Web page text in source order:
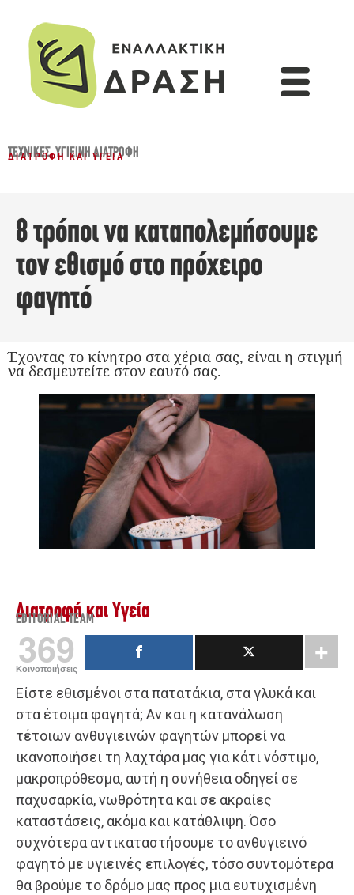
ΤΕΧΝΙΚΈΣ,ΥΓΙΕΙΝΉ ΔΙΑΤΡΟΦΉ
ΔΙΑΤΡΟΦΉ ΚΑΙ ΥΓΕΊΑ
8 τρόποι να καταπολεμήσουμε
τον εθισμό στο πρόχειρο
φαγητό
Έχοντας το κίνητρο στα χέρια σας, είναι η στιγμή
να δεσμευτείτε στον εαυτό σας.
Διατροφή και Υγεία
EDITORIAL TEAM
369
Κοινοποιήσεις
Είστε εθισμένοι στα πατατάκια, στα γλυκά και
στα έτοιμα φαγητά; Αν και η κατανάλωση
τέτοιων ανθυγιεινών φαγητών μπορεί να
ικανοποιήσει τη λαχτάρα μας για κάτι νόστιμο,
μακροπρόθεσμα, αυτή η συνήθεια οδηγεί σε
παχυσαρκία, νωθρότητα και σε ακραίες
καταστάσεις, ακόμα και κατάθλιψη. Όσο
συχνότερα αντικαταστήσουμε το ανθυγιεινό
φαγητό με υγιεινές επιλογές, τόσο συντομότερα
θα βρούμε το δρόμο μας προς μια ευτυχισμένη